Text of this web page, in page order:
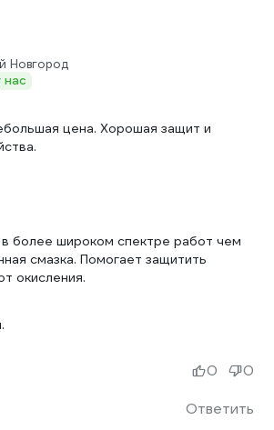
Новгород
нас
цена. Хорошая защит и
более широком спектре работ чем
смазка. Помогает защитить
окисления.
Ответить
0 0